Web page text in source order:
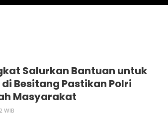
Salurkan Bantuan untuk
Besitang Pastikan Polri
Masyarakat
WIB